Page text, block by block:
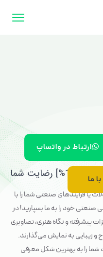
شما
یا فرآیندهای صنعتی شما را با
خود را به ما بسپارید! در
پیشرفته و نگاه هنری، تصاویری
و زیبایی به نمایش می‌گذارند.
را به بهترین شکل معرفی
ارتباط در واتساپ
ما